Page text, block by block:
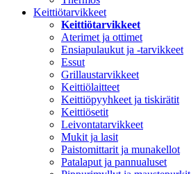
Keittiötarvikkeet
Keittiötarvikkeet
Aterimet ja ottimet
Ensiapulaukut ja -tarvikkeet
Essut
Grillaustarvikkeet
Keittiölaitteet
Keittiöpyyhkeet ja tiskirätit
Keittiösetit
Leivontatarvikkeet
Mukit ja lasit
Paistomittarit ja munakellot
Patalaput ja pannualuset